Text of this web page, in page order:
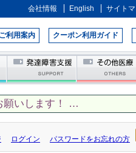
会社情報 English サイト
ご利用案内 クーポン利用ガイド
願いします！ …
ログイン パスワードをお忘れの方